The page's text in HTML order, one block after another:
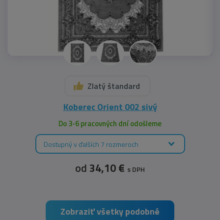
Zlatý štandard
Koberec Orient 002 sivý
Do 3-6 pracovných dní odošleme
Dostupný v ďalších 7 rozmeroch
od 34,10 € s DPH
Zobraziť všetky podobné